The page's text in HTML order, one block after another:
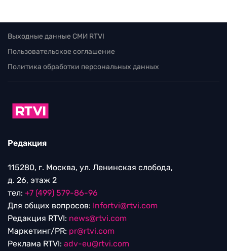
Выходные данные СМИ RTVI
Пользовательское соглашение
Политика обработки персональных данных
Редакция
115280, г. Москва, ул. Ленинская слобода,
д. 26, этаж 2
тел: +7 (499) 579-86-96
Для общих вопросов: Infortvi@rtvi.com
Редакция RTVI: news@rtvi.com
Маркетинг/PR: pr@rtvi.com
Реклама RTVI: adv-eu@rtvi.com